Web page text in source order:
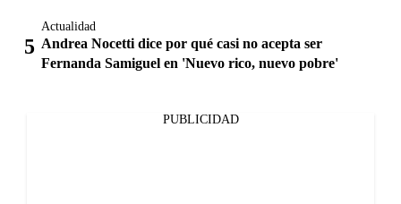
Actualidad
Andrea Nocetti dice por qué casi no acepta ser
Fernanda Samiguel en 'Nuevo rico, nuevo pobre'
PUBLICIDAD